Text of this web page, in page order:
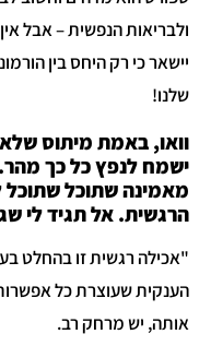
ולבריאות הנפשית – אבל
יישאר כי רק היחס בין
שלנו!
וואו, באמת מיתוס
ישמח לנפץ כל כך
מאמינה שתוכל שתוכל
הרגשית. אל תגיד לי
"אכילה רגשית זו בהחלט
הענקית שעוצרת כל
אותה, יש מרחק רב.